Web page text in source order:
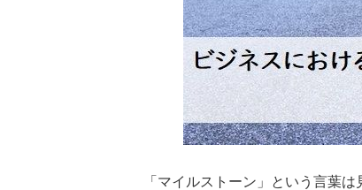
「マイルストーン」という言葉